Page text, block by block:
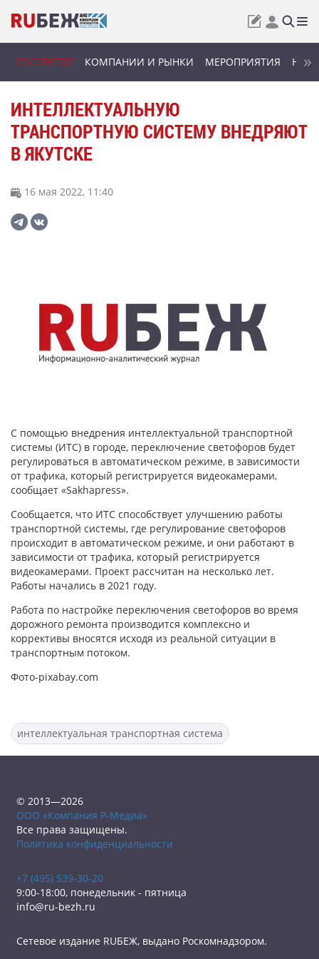
ГОССЕКТОР КОМПАНИИ И РЫНКИ МЕРОПРИЯТИЯ
ИНТЕЛЛЕКТУАЛЬНУЮ
ТРАНСПОРТНУЮ СИСТЕМУ ВНЕДРЯЮТ
В ЯКУТСКЕ
16 мая 2022, 11:40
С помощью внедрения интеллектуальной транспортной
системы (ИТС) в городе, переключение светофоров будет
регулироваться в автоматическом режиме, в зависимости
от трафика, который регистрируется видеокамерами,
сообщает «Sakhapress».
Сообщается, что ИТС способствует улучшению работы
транспортной системы, где регулирование светофоров
происходит в автоматическом режиме, и они работают в
зависимости от трафика, который регистрируется
видеокамерами. Проект рассчитан на несколько лет.
Работы начались в 2021 году.
Работа по настройке переключения светофоров во время
дорожного ремонта производится комплексно и
коррективы вносятся исходя из реальной ситуации в
транспортным потоком.
Фото-pixabay.com
интеллектуальная транспортная система
© 2013—2026
ООО «Компания Р-Медиа»
Все права защищены.
Политика конфиденциальности
+7 (495) 539-30-20
9:00-18:00, понедельник - пятница
info@ru-bezh.ru
Сетевое издание RUБЕЖ, выдано Роскомнадзором.